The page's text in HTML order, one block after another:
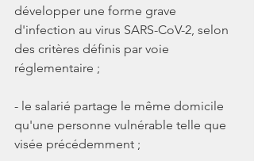
développer une forme grave
d'infection au virus SARS-CoV-2, selon
des critères définis par voie
réglementaire ;
- le salarié partage le même domicile
qu'une personne vulnérable telle que
visée précédemment ;